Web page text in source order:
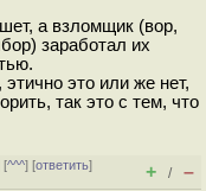
а взломщик (вор,
заработал их
это или же нет,
так это с тем, что
[^^^] [ответить]
+ / –